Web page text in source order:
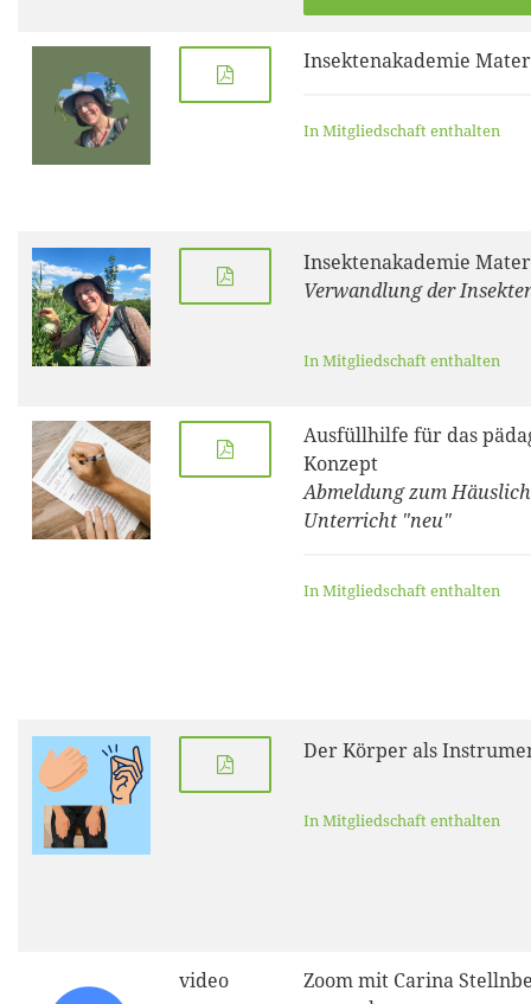
Insektenakademie
In Mitgliedschaft enthalten
Insektenakademie
Verwandlung der
In Mitgliedschaft enthalten
Ausfüllhilfe für das
Konzept
Abmeldung zum
Unterricht "neu"
In Mitgliedschaft enthalten
Der Körper als
In Mitgliedschaft enthalten
video
Zoom mit Carina